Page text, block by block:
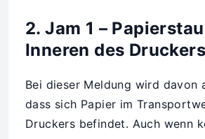
2. Jam 1 –
Inneren des Druckers
Bei dieser Meldung wird davon
dass sich Papier im
Druckers befindet. Auch wenn